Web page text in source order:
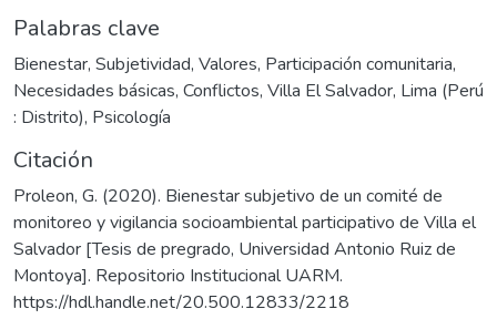
Palabras clave
Bienestar, Subjetividad, Valores, Participación comunitaria,
Necesidades básicas, Conflictos, Villa El Salvador, Lima (Perú
: Distrito), Psicología
Citación
Proleon, G. (2020). Bienestar subjetivo de un comité de
monitoreo y vigilancia socioambiental participativo de Villa el
Salvador [Tesis de pregrado, Universidad Antonio Ruiz de
Montoya]. Repositorio Institucional UARM.
https://hdl.handle.net/20.500.12833/2218